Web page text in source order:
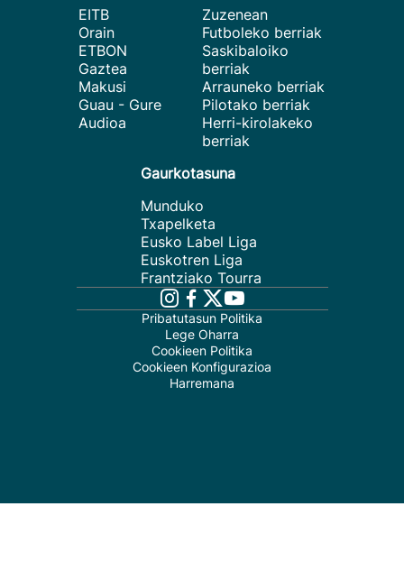
EITB
Orain
ETBON
Gaztea
Makusi
Guau - Gure
Audioa
Zuzenean
Futboleko berriak
Saskibaloiko
berriak
Arrauneko berriak
Pilotako berriak
Herri-kirolakeko
berriak
Gaurkotasuna
Munduko
Txapelketa
Eusko Label Liga
Euskotren Liga
Frantziako Tourra
Pribatutasun Politika
Lege Oharra
Cookieen Politika
Cookieen Konfigurazioa
Harremana